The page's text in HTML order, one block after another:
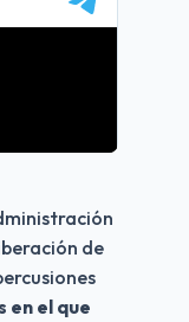
de
en el que